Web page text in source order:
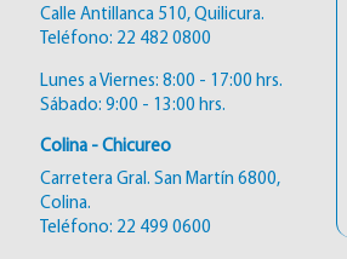
Calle Antillanca 510, Quilicura.
Teléfono: 22 482 0800
Lunes a Viernes: 8:00 - 17:00 hrs.
Sábado: 9:00 - 13:00 hrs.
Colina - Chicureo
Carretera Gral. San Martín 6800,
Colina.
Teléfono: 22 499 0600